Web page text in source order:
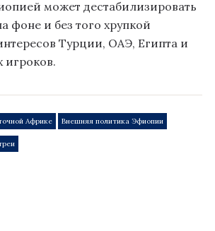
может дестабилизировать
фоне и без того хрупкой
Турции, ОАЭ, Египта и
игроков.
Африке Внешняя политика Эфиопии